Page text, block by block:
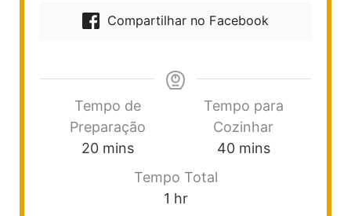
Compartilhar no Facebook
Tempo de
Preparação
20 mins
Tempo para
Cozinhar
40 mins
Tempo Total
1 hr